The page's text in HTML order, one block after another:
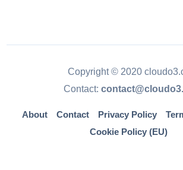
Copyright © 2020
Contact:
About Contact Privacy Policy
Cookie Policy (EU)